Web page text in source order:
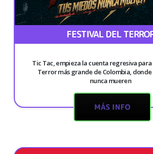
FESTIVAL DEL
Tic Tac, empieza la cuenta regresiva
Terror más grande de Colombia, donde
nunca mueren
MÁS INFO